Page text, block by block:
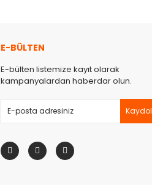
E-BÜLTEN
E-bülten listemize kayıt olarak
kampanyalardan haberdar olun.
Kaydol